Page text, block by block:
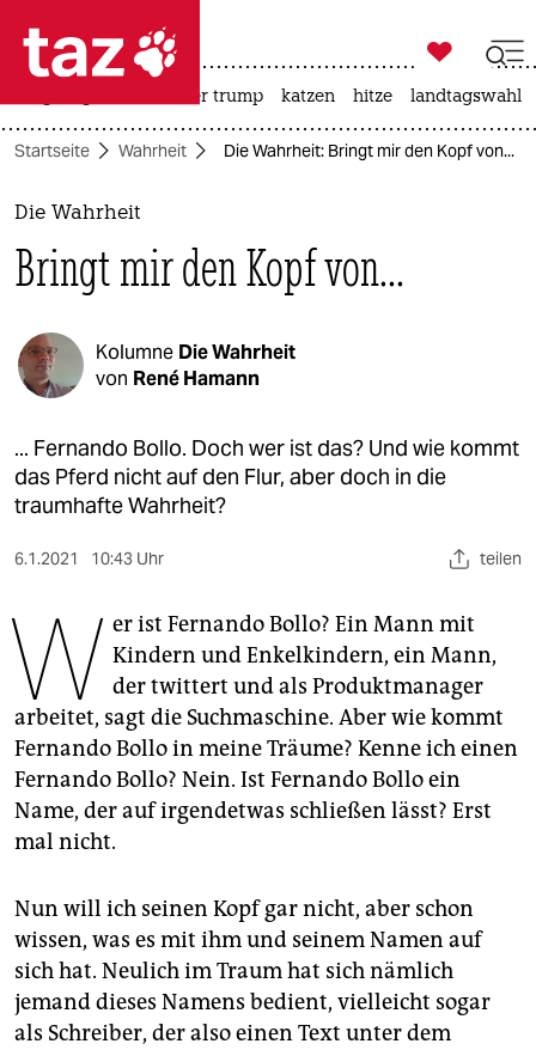
 taz zahl ich
taz zahl ich
themen
politik
öko
gesellschaft
kultur
sport
wahrheit
verlag
verlag
veranstaltungen
shop
unterstützen
abo
genossenschaft

taz zahl ich
usa unter trump katzen hitze landtagswahl
Startseite Wahrheit Die Wahrheit: Bringt mir den Kopf von...
Die Wahrheit
Bringt mir den Kopf von...
Kolumne Die Wahrheit
von René Hamann
... Fernando Bollo. Doch wer ist das? Und wie kommt
das Pferd nicht auf den Flur, aber doch in die
traumhafte Wahrheit?
6.1.2021 10:43 Uhr teilen
W er ist Fernando Bollo? Ein Mann mit
Kindern und Enkelkindern, ein Mann,
der twittert und als Produktmanager
arbeitet, sagt die Suchmaschine. Aber wie kommt
Fernando Bollo in meine Träume? Kenne ich einen
Fernando Bollo? Nein. Ist Fernando Bollo ein
Name, der auf irgendetwas schließen lässt? Erst
mal nicht.
Nun will ich seinen Kopf gar nicht, aber schon
wissen, was es mit ihm und seinem Namen auf
sich hat. Neulich im Traum hat sich nämlich
jemand dieses Namens bedient, vielleicht sogar
als Schreiber, der also einen Text unter dem